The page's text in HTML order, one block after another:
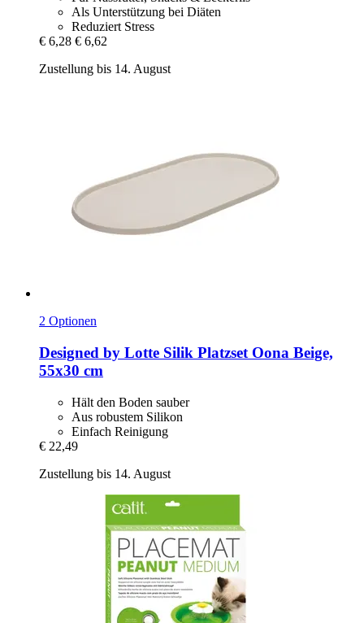
Als Unterstützung bei Diäten
Reduziert Stress
€ 6,28 € 6,62
Zustellung bis 14. August
2 Optionen
Designed by Lotte Silik Platzset Oona Beige,
55x30 cm
Hält den Boden sauber
Aus robustem Silikon
Einfach Reinigung
€ 22,49
Zustellung bis 14. August